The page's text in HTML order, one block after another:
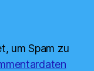
um Spam zu